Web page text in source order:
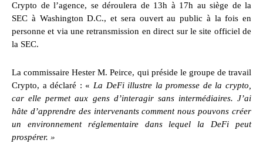
Crypto de l’agence, se déroulera de 13h à 17h au siège de la
SEC à Washington D.C., et sera ouvert au public à la fois en
personne et via une retransmission en direct sur le site officiel de
la SEC.
La commissaire Hester M. Peirce, qui préside le groupe de travail
Crypto, a déclaré : « La DeFi illustre la promesse de la crypto,
car elle permet aux gens d’interagir sans intermédiaires. J’ai
hâte d’apprendre des intervenants comment nous pouvons créer
un environnement réglementaire dans lequel la DeFi peut
prospérer. »